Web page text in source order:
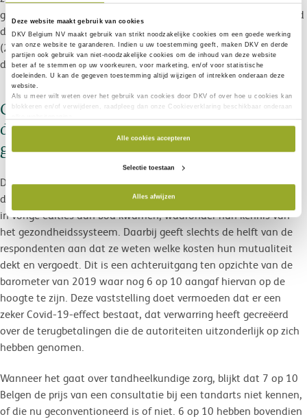
Deze website maakt gebruik van cookies
DKV Belgium NV maakt gebruik van strikt noodzakelijke cookies om een goede werking
van onze website te garanderen. Indien u uw toestemming geeft, maken DKV en derde
partijen ook gebruik van niet-noodzakelijke cookies om de inhoud van deze website
beter af te stemmen op uw voorkeuren, voor marketing, en/of voor statistische
doeleinden. U kan de gegeven toestemming altijd wijzigen of intrekken onderaan deze
website.
Als u meer wilt weten over het gebruik van cookies door DKV of over hoe u cookies kan
blokkeren en/of verwijderen, raadpleeg dan onze Cookieverklaring beschikbaar onderaan
Alle cookies accepteren
Selectie toestaan
Alles afwijzen
gezondheid te zorgen door te werken aan preventie: bijvoorbeeld
door hun voedingspatroon (35% onder hen) of fysieke conditie
(28%) te verbeteren, door te waken over hun welzijn (17%) en
door voedingssupplementen en vitamines in te nemen (15%).
Gebrek aan kennis over de werking van
de sociale zekerheid, in de hand
gewerkt door de gezondheidscrisis
De 2020-editie van de barometer was ook een gelegenheid om
de Belgen opnieuw te bevragen over een reeks onderwerpen die
in vorige edities aan bod kwamen, waaronder hun kennis van
het gezondheidssysteem. Daarbij geeft slechts de helft van de
respondenten aan dat ze weten welke kosten hun mutualiteit
dekt en vergoedt. Dit is een achteruitgang ten opzichte van de
barometer van 2019 waar nog 6 op 10 aangaf hiervan op de
hoogte te zijn. Deze vaststelling doet vermoeden dat er een
zeker Covid-19-effect bestaat, dat verwarring heeft gecreëerd
over de terugbetalingen die de autoriteiten uitzonderlijk op zich
hebben genomen.
Wanneer het gaat over tandheelkundige zorg, blijkt dat 7 op 10
Belgen de prijs van een consultatie bij een tandarts niet kennen,
of die nu geconventioneerd is of niet. 6 op 10 hebben bovendien